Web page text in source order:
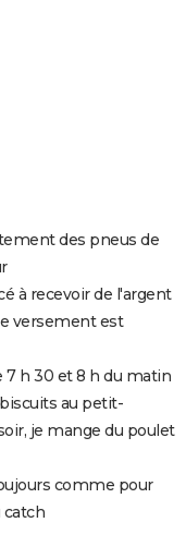
des pneus de
à recevoir de l'argent
versement est
7 h 30 et 8 h du matin
au petit-
je mange du poulet
comme pour
catch